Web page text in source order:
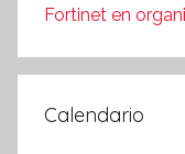
Fortinet en
Calendario